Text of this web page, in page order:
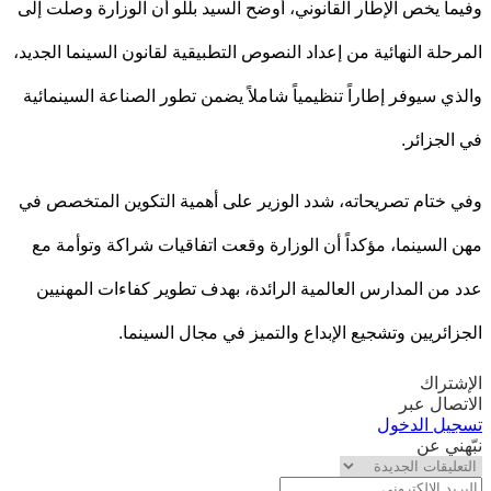
يخص الإطار القانوني، أوضح السيد بللو أن الوزارة وصلت إلى
النهائية من إعداد النصوص التطبيقية لقانون السينما الجديد،
سيوفر إطاراً تنظيمياً شاملاً يضمن تطور الصناعة السينمائية
ختام تصريحاته، شدد الوزير على أهمية التكوين المتخصص في
مؤكداً أن الوزارة وقعت اتفاقيات شراكة وتوأمة مع
المدارس العالمية الرائدة، بهدف تطوير كفاءات المهنيين
وتشجيع الإبداع والتميز في مجال السينما.
عبر
الدخول
عن